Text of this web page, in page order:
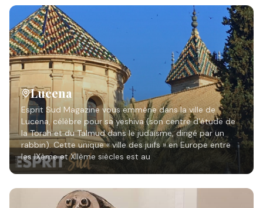
Lucena
Esprit Sud Magazine vous emmène dans la ville de
Lucena, célèbre pour sa yeshiva (son centre d’étude de
la Torah et du Talmud dans le judaïsme, dirigé par un
rabbin). Cette unique « ville des juifs » en Europe entre
les IXème et XIIème siècles est au